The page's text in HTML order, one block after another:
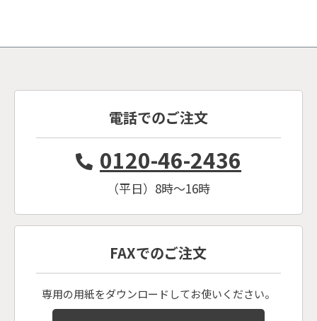
電話でのご注文
0120-46-2436
（平日）8時〜16時
FAXでのご注文
専用の用紙をダウンロードしてお使いください。